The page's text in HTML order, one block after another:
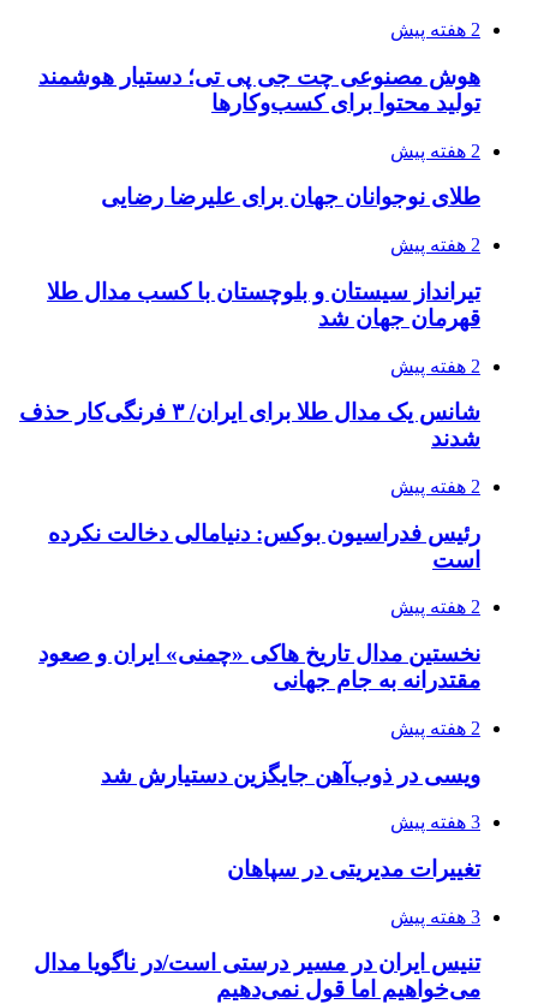
2 هفته پیش
هوش مصنوعی چت جی پی تی؛ دستیار هوشمند
تولید محتوا برای کسب‌وکارها
2 هفته پیش
طلای نوجوانان جهان برای علیرضا رضایی
2 هفته پیش
تیرانداز سیستان و بلوچستان با کسب مدال طلا
قهرمان جهان شد
2 هفته پیش
شانس یک مدال طلا برای ایران/ ۳ فرنگی‌کار حذف
شدند
2 هفته پیش
رئیس فدراسیون بوکس: دنیامالی دخالت نکرده
است
2 هفته پیش
نخستین مدال تاریخ هاکی «چمنی» ایران و صعود
مقتدرانه به جام جهانی
2 هفته پیش
ویسی در ذوب‌آهن جایگزین دستیارش شد
3 هفته پیش
تغییرات مدیریتی در سپاهان
3 هفته پیش
تنیس ایران در مسیر درستی است/در ناگویا مدال
می‌خواهیم اما قول نمی‌دهیم